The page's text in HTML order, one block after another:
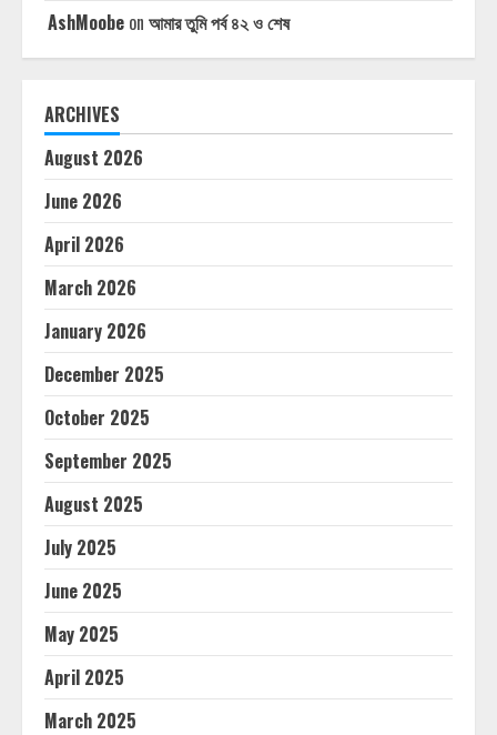
AshMoobe on আমার তুমি পর্ব ৪২ ও শেষ
ARCHIVES
August 2026
June 2026
April 2026
March 2026
January 2026
December 2025
October 2025
September 2025
August 2025
July 2025
June 2025
May 2025
April 2025
March 2025